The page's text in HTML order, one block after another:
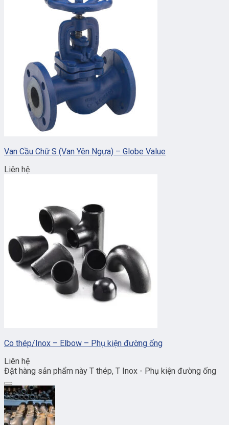
Van Cầu Chữ S (Van Yên Ngựa) – Globe Value
Liên hệ
Co thép/Inox – Elbow – Phụ kiện đường ống
Liên hệ
Đặt hàng sản phẩm này T thép, T Inox - Phụ kiện đường ống